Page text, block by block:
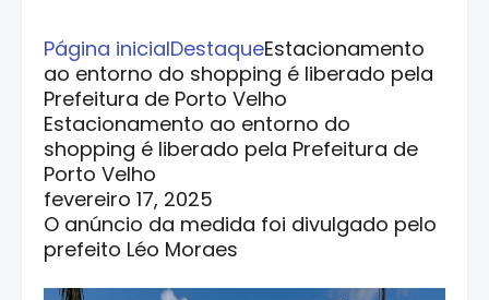
Página inicialDestaqueEstacionamento
ao entorno do shopping é liberado pela
Prefeitura de Porto Velho
Estacionamento ao entorno do
shopping é liberado pela Prefeitura de
Porto Velho
fevereiro 17, 2025
O anúncio da medida foi divulgado pelo
prefeito Léo Moraes